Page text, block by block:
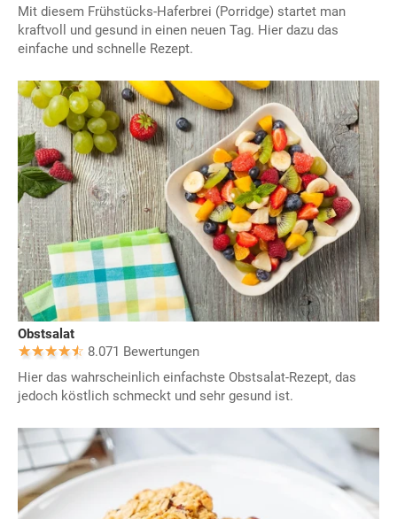
Mit diesem Frühstücks-Haferbrei (Porridge) startet man
kraftvoll und gesund in einen neuen Tag. Hier dazu das
einfache und schnelle Rezept.
Obstsalat
8.071 Bewertungen
Hier das wahrscheinlich einfachste Obstsalat-Rezept, das
jedoch köstlich schmeckt und sehr gesund ist.